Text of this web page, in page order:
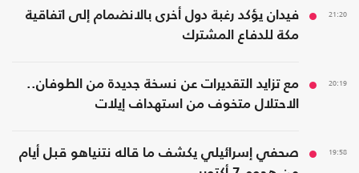
21:20
فيدان يؤكد رغبة دول أخرى بالانضمام إلى اتفاقية
مكة للدفاع المشترك
20:19
مع تزايد التقديرات عن نسخة جديدة من الطوفان..
الاحتلال متخوف من استهداف إيلات
19:58
صحفي إسرائيلي يكشف ما قاله نتنياهو قبل أيام